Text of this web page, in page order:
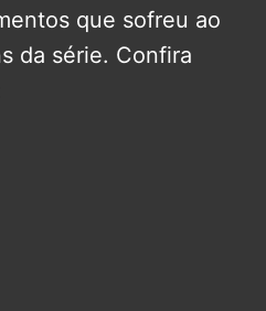
que sofreu ao
da série. Confira